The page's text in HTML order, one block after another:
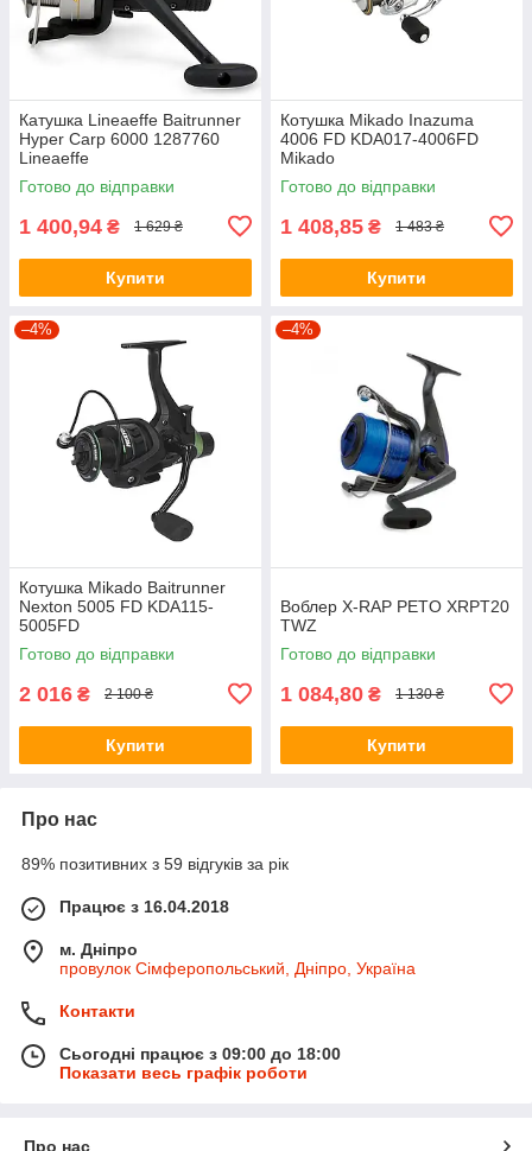
Катушка Lineaeffe Baitrunner
Hyper Carp 6000 1287760
Lineaeffe
Готово до відправки
1 400,94 ₴ 1 629 ₴
Купити
Котушка Mikado Inazuma
4006 FD KDA017-4006FD
Mikado
Готово до відправки
1 408,85 ₴ 1 483 ₴
Купити
–4%
Котушка Mikado Baitrunner
Nexton 5005 FD KDA115-
5005FD
Готово до відправки
2 016 ₴ 2 100 ₴
Купити
–4%
Воблер X-RAP PETO XRPT20
TWZ
Готово до відправки
1 084,80 ₴ 1 130 ₴
Купити
Про нас
89% позитивних з 59 відгуків за рік
Працює з 16.04.2018
м. Дніпро
провулок Сімферопольський, Дніпро, Україна
Контакти
Сьогодні працює з 09:00 до 18:00
Показати весь графік роботи
Про нас